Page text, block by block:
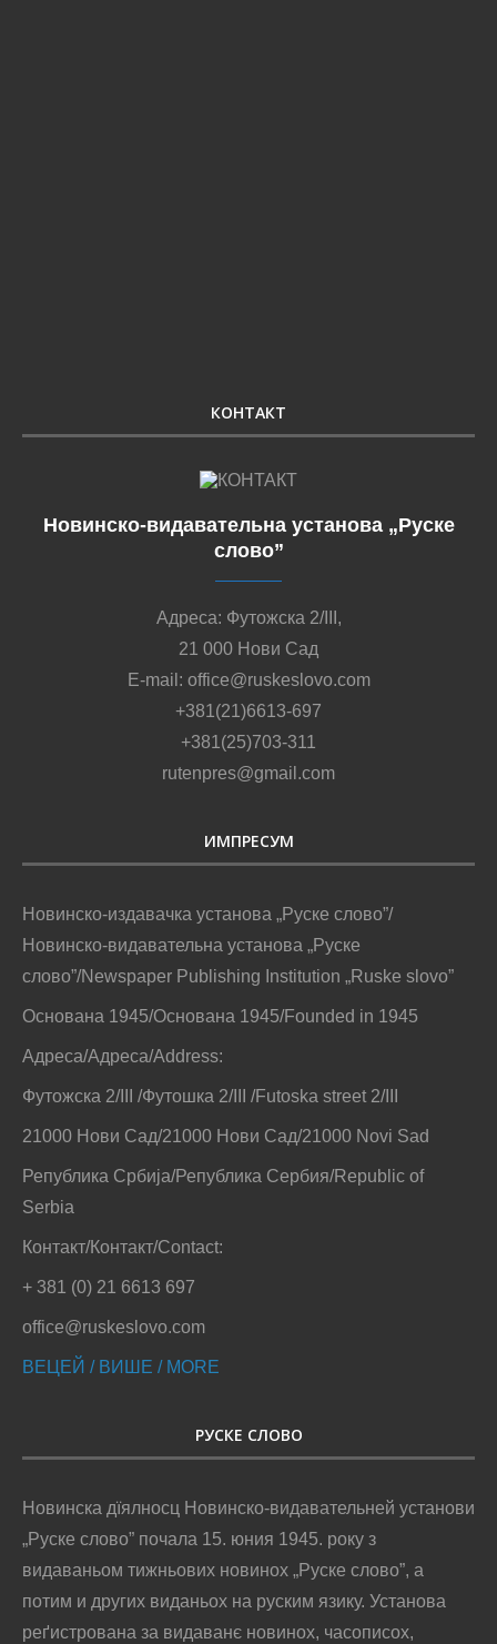
КОНТАКТ
Новинско-видавательна установа „Руске
слово”
Адреса: Футожска 2/III,
21 000 Нови Сад
E-mail: office@ruskeslovo.com
+381(21)6613-697
+381(25)703-311
rutenpres@gmail.com
ИМПРЕСУМ
Новинско-издавачка установа „Руске слово”/
Новинско-видавательна установа „Руске
слово”/Newspaper Publishing Institution „Ruske slovo”
Основана 1945/Основана 1945/Founded in 1945
Адреса/Адреса/Address:
Футожска 2/III /Футошка 2/III /Futoska street 2/III
21000 Нови Сад/21000 Нови Сад/21000 Novi Sad
Република Србија/Република Сербия/Republic of
Serbia
Контакт/Контакт/Contact:
+ 381 (0) 21 6613 697
office@ruskeslovo.com
ВЕЦЕЙ / ВИШЕ / MORE
РУСКЕ СЛОВО
Новинска дїялносц Новинско-видавательней установи
„Руске слово” почала 15. юния 1945. року з
видаваньом тижньових новинох „Руске слово”, а
потим и других виданьох на руским язику. Установа
реґистрована за видаванє новинох, часописох,